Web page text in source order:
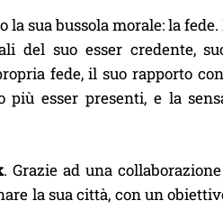
sua bussola morale: la
del suo esser credente,
fede, il suo rapporto
esser presenti, e la
. Grazie ad una
la sua città, con un